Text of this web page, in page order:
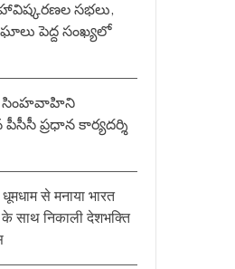
సభలు,
పెద్ద సంఖ్యలో
సింహవాహిని
ప్రధాన కార్యదర్శి
से मनाया भारत
साथ निकाली देशभक्ति